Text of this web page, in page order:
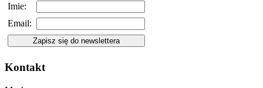
Imie:
Email:
Kontakt